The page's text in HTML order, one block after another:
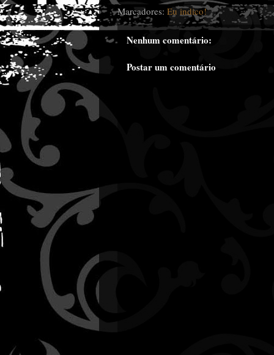
Marcadores: Eu indico!
Nenhum comentário:
Postar um comentário